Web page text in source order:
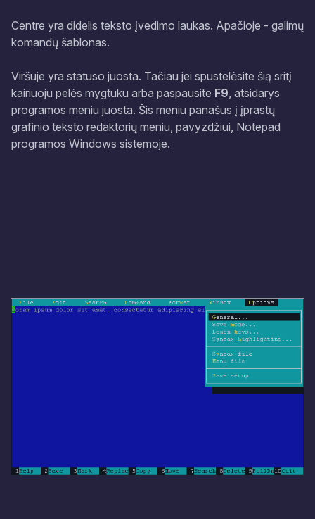
Centre yra didelis teksto įvedimo laukas. Apačioje - galimų
komandų šablonas.
Viršuje yra statuso juosta. Tačiau jei spustelėsite šią sritį
kairiuoju pelės mygtuku arba paspausite F9, atsidarys
programos meniu juosta. Šis meniu panašus į įprastų
grafinio teksto redaktorių meniu, pavyzdžiui, Notepad
programos Windows sistemoje.